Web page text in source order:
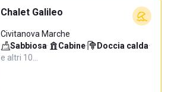
Chalet Galileo
Civitanova Marche
Sabbiosa· Cabine· Doccia calda·
e altri 10…